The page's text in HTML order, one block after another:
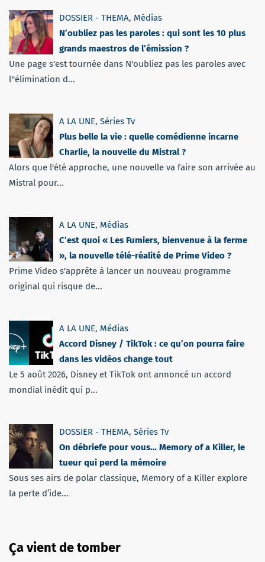
DOSSIER - THEMA, Médias
N’oubliez pas les paroles : qui sont les 10 plus
grands maestros de l’émission ?
Une page s'est tournée dans N'oubliez pas les paroles avec
l''élimination d...
A LA UNE, Séries Tv
Plus belle la vie : quelle comédienne incarne
Charlie, la nouvelle du Mistral ?
Alors que l'été approche, une nouvelle va faire son arrivée au
Mistral pour...
A LA UNE, Médias
C’est quoi « Les Fumiers, bienvenue à la ferme
», la nouvelle télé-réalité de Prime Video ?
Prime Video s'apprête à lancer un nouveau programme
original qui risque de...
A LA UNE, Médias
Accord Disney / TikTok : ce qu’on pourra faire
dans les vidéos change tout
Le 5 août 2026, Disney et TikTok ont annoncé un accord
mondial inédit qui p...
DOSSIER - THEMA, Séries Tv
On débriefe pour vous… Memory of a Killer, le
tueur qui perd la mémoire
Sous ses airs de polar classique, Memory of a Killer explore
la perte d’ide...
Ça vient de tomber